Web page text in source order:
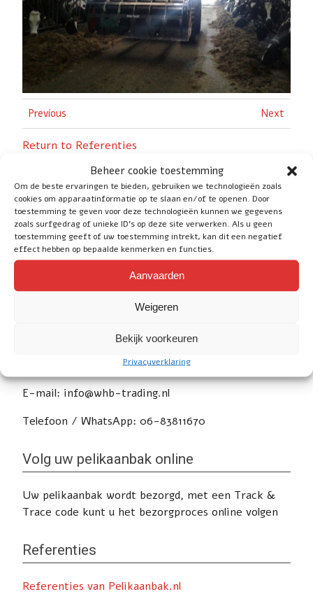
Beheer cookie toestemming
Om de beste ervaringen te bieden, gebruiken we technologieën zoals
cookies om apparaatinformatie op te slaan en/of te openen. Door
toestemming te geven voor deze technologieën kunnen we gegevens
zoals surfgedrag of unieke ID's op deze site verwerken. Als u geen
toestemming geeft of uw toestemming intrekt, kan dit een negatief
effect hebben op bepaalde kenmerken en functies.
Aanvaarden
Weigeren
Bekijk voorkeuren
Privacyverklaring
Previous Next
Return to Referenties
Social
Heeft u nog vragen of wilt u advies? Klik
E-mail: info@whb-trading.nl
Telefoon / WhatsApp: 06-83811670
Volg uw pelikaanbak online
Uw pelikaanbak wordt bezorgd, met een Track &
Trace code kunt u het bezorgproces online volgen
Referenties
Referenties van Pelikaanbak.nl